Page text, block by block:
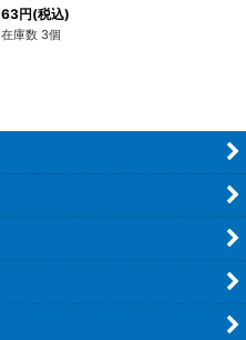
63円(税込)
在庫数 3個